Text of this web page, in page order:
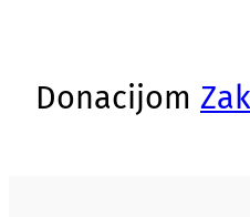
Donacijom